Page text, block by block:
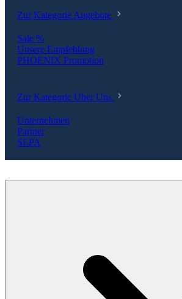
Zur Kategorie Angebote
Sale %
Unsere Empfehlung
PHOENIX Promotion
Zur Kategorie Über Uns
Unternehmen
Partner
SEPA